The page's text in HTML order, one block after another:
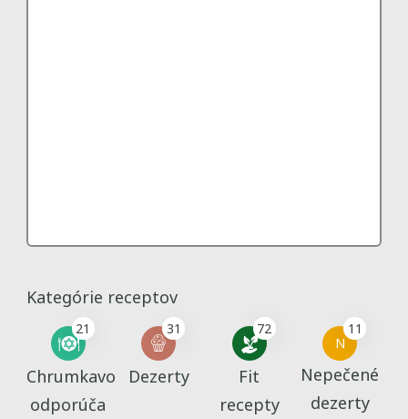
Kategórie receptov
21
Chrumkavo
odporúča
31
Dezerty
72
Fit
recepty
N
11
Nepečené
dezerty